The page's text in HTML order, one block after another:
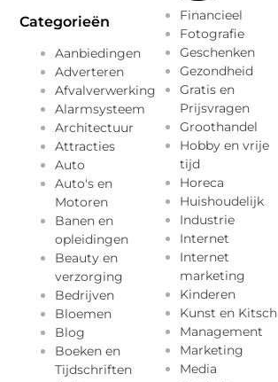
Categorieën
Aanbiedingen
Adverteren
Afvalverwerking
Alarmsysteem
Architectuur
Attracties
Auto
Auto's en
Motoren
Banen en
opleidingen
Beauty en
verzorging
Bedrijven
Bloemen
Blog
Boeken en
Tijdschriften
Financieel
Fotografie
Geschenken
Gezondheid
Gratis en
Prijsvragen
Groothandel
Hobby en vrije
tijd
Horeca
Huishoudelijk
Industrie
Internet
Internet
marketing
Kinderen
Kunst en Kitsch
Management
Marketing
Media